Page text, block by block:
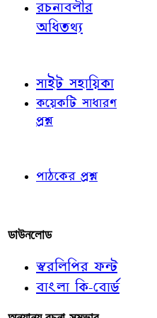
রচনাবলীর
অধিতথ্য
সাইট সহায়িকা
কয়েকটি সাধারণ
প্রশ্ন
পাঠকের প্রশ্ন
ডাউনলোড
স্বরলিপির ফন্ট
বাংলা কি-বোর্ড